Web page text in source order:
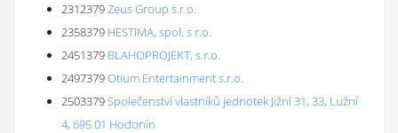
2312379Zeus Group s.r.o.
2358379 HESTIMA, spol. s r.o.
2451379 BLAHOPROJEKT, s.r.o.
2497379Otium Entertainment s.r.o.
2503379Společenství vlastníků jednotek Jižní 31, 33, Lužní
4, 695 01 Hodonín